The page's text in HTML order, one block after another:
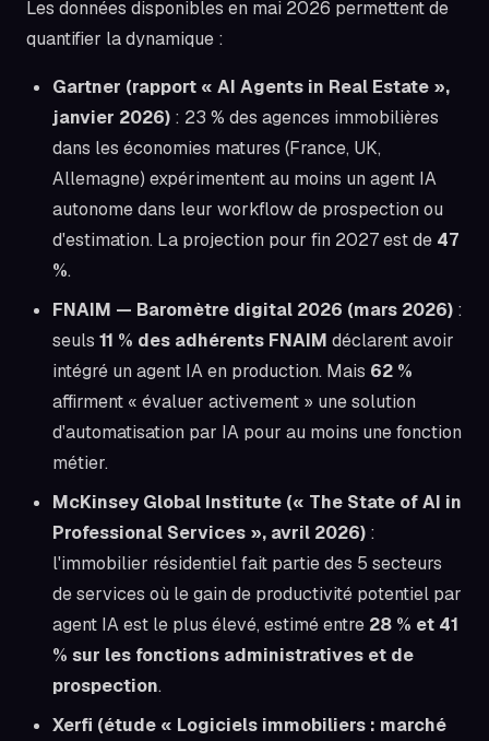
Les données disponibles en mai 2026 permettent de
quantifier la dynamique :
Gartner (rapport « AI Agents in Real Estate »,
janvier 2026) : 23 % des agences immobilières
dans les économies matures (France, UK,
Allemagne) expérimentent au moins un agent IA
autonome dans leur workflow de prospection ou
d'estimation. La projection pour fin 2027 est de 47
%.
FNAIM — Baromètre digital 2026 (mars 2026) :
seuls 11 % des adhérents FNAIM déclarent avoir
intégré un agent IA en production. Mais 62 %
affirment « évaluer activement » une solution
d'automatisation par IA pour au moins une fonction
métier.
McKinsey Global Institute (« The State of AI in
Professional Services », avril 2026) :
l'immobilier résidentiel fait partie des 5 secteurs
de services où le gain de productivité potentiel par
agent IA est le plus élevé, estimé entre 28 % et 41
% sur les fonctions administratives et de
prospection.
Xerfi (étude « Logiciels immobiliers : marché